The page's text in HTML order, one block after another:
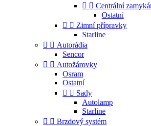
  Centrální
Ostatní
  Zimní přípravky
Starline
  Autorádia
Sencor
  Autožárovky
Osram
Ostatní
  Sady
Autolamp
Starline
  Brzdový systém